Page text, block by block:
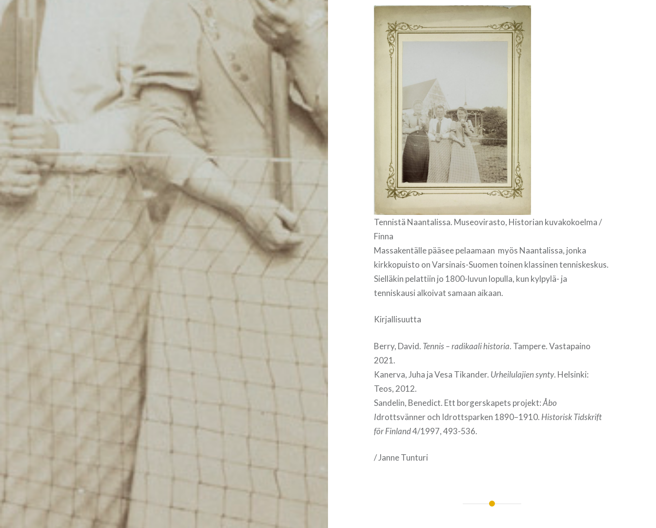
Tennistä Naantalissa. Museovirasto, Historian kuvakokoelma /
Finna
Massakentälle pääsee pelaamaan myös Naantalissa, jonka
kirkkopuisto on Varsinais-Suomen toinen klassinen tenniskeskus.
Sielläkin pelattiin jo 1800-luvun lopulla, kun kylpylä- ja
tenniskausi alkoivat samaan aikaan.
Kirjallisuutta
Berry, David. Tennis – radikaali historia. Tampere. Vastapaino
2021.
Kanerva, Juha ja Vesa Tikander. Urheilulajien synty. Helsinki:
Teos, 2012.
Sandelin, Benedict. Ett borgerskapets projekt:Åbo
Idrottsvänner och Idrottsparken 1890–1910. Historisk Tidskrift
för Finland4/1997, 493-536.
/ Janne Tunturi